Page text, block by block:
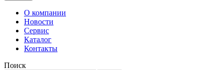
О компании
Новости
Сервис
Каталог
Контакты
Поиск